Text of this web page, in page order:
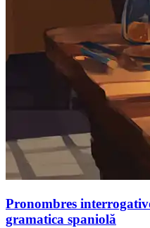
Pronombres
gramatica spaniolă